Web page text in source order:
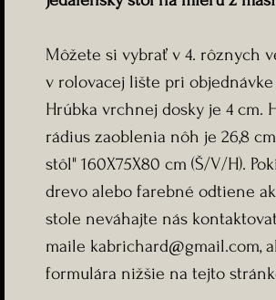
Môžete si vybrať v 4. rôznych
v rolovacej lište pri
Hrúbka vrchnej dosky je 4 cm.
rádius zaoblenia nôh je 26,8
stôl" 160X75X80 cm (Š/V/H).
drevo alebo farebné odtiene
stole neváhajte nás
maile kabrichard@gmail.com,
formulára nižšie na tejto